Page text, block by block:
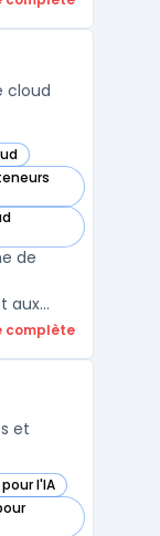
cloud
de
aux
site. La
complète
et
l'IA
catégorie
catégorie